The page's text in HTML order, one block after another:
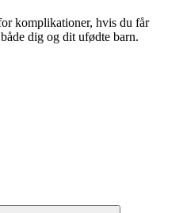
komplikationer, hvis du får
dig og dit ufødte barn.